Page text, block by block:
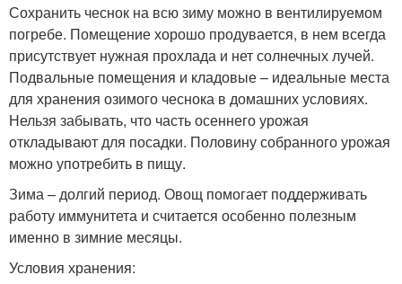
Сохранить чеснок на всю зиму можно в вентилируемом
погребе. Помещение хорошо продувается, в нем всегда
присутствует нужная прохлада и нет солнечных лучей.
Подвальные помещения и кладовые – идеальные места
для хранения озимого чеснока в домашних условиях.
Нельзя забывать, что часть осеннего урожая
откладывают для посадки. Половину собранного урожая
можно употребить в пищу.
Зима – долгий период. Овощ помогает поддерживать
работу иммунитета и считается особенно полезным
именно в зимние месяцы.
Условия хранения: